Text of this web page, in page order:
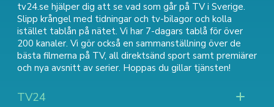
tv24.se hjälper dig att se vad som går på TV i Sverige.
Slipp krångel med tidningar och tv-bilagor och kolla
istället tablån på nätet. Vi har 7-dagars tablå för över
200 kanaler. Vi gör också en sammanställning över de
bästa filmerna på TV, all direktsänd sport samt premiärer
och nya avsnitt av serier. Hoppas du gillar tjänsten!
TV24